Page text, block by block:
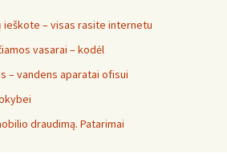
ieškote – visas rasite internetu
vasarai – kodėl
– vandens aparatai ofisui
draudimą. Patarimai